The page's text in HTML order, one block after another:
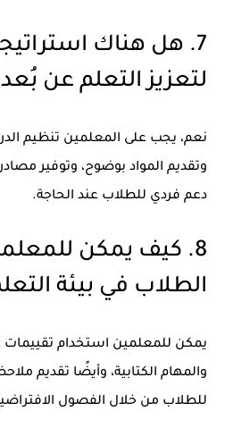
7. هل هناك
لتعزيز التعلم عن
نعم، يجب على المعلمين تنظيم
وتقديم المواد بوضوح، وتوفير
دعم فردي للطلاب عند الحاجة.
8. كيف يمكن
الطلاب في بيئة
يمكن للمعلمين استخدام تقييمات
والمهام الكتابية، وأيضًا تقديم
للطلاب من خلال الفصول